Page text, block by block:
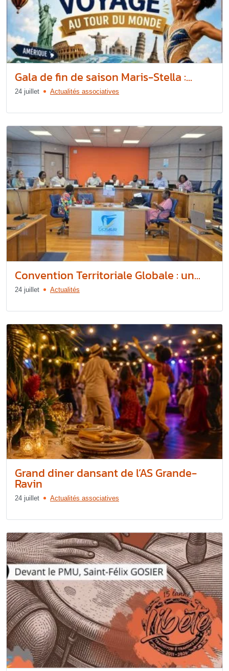
Gala de fin de saison Maris-Stella :...
24 juillet Actualités associatives
Convention Territoriale Globale : un...
24 juillet Actualités
Grand diner dansant de l’AS Grande-
Ravin
24 juillet Actualités associatives